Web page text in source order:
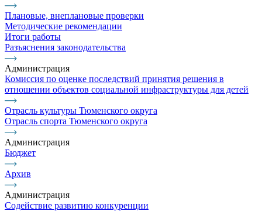
Плановые, внеплановые проверки
Методические рекомендации
Итоги работы
Разъяснения законодательства
Администрация
Комиссия по оценке последствий принятия решения в
отношении объектов социальной инфраструктуры для детей
Отрасль культуры Тюменского округа
Отрасль спорта Тюменского округа
Администрация
Бюджет
Архив
Администрация
Содействие развитию конкуренции